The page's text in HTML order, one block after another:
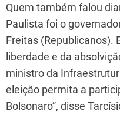
Quem também falou
Paulista foi o
Freitas (Republicanos).
liberdade e da
ministro da
eleição permita a
Bolsonaro”, disse